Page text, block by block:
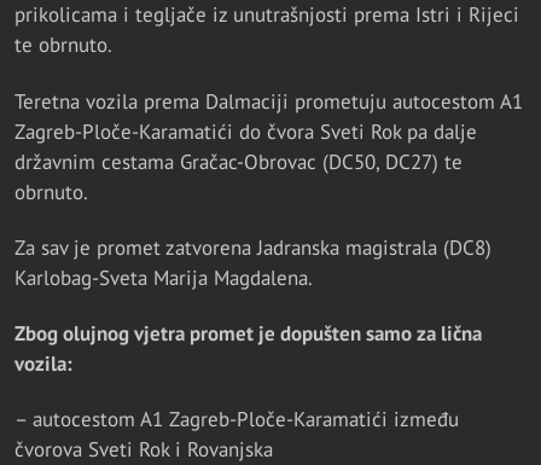
prikolicama i tegljače iz unutrašnjosti prema Istri i Rijeci
te obrnuto.
Teretna vozila prema Dalmaciji prometuju autocestom A1
Zagreb-Ploče-Karamatići do čvora Sveti Rok pa dalje
državnim cestama Gračac-Obrovac (DC50, DC27) te
obrnuto.
Za sav je promet zatvorena Jadranska magistrala (DC8)
Karlobag-Sveta Marija Magdalena.
Zbog olujnog vjetra promet je dopušten samo za lična
vozila:
– autocestom A1 Zagreb-Ploče-Karamatići između
čvorova Sveti Rok i Rovanjska